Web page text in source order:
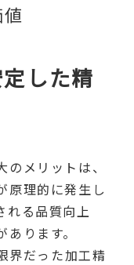
した精
メリットは、
原理的に発生し
れる品質向上
ります。
だった加工精